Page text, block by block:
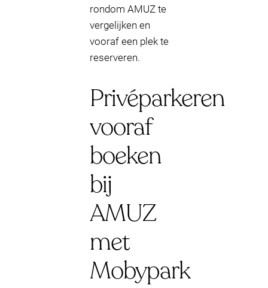
rondom AMUZ te
vergelijken en
vooraf een plek te
reserveren.
Privéparkeren
vooraf
boeken
bij
AMUZ
met
Mobypark